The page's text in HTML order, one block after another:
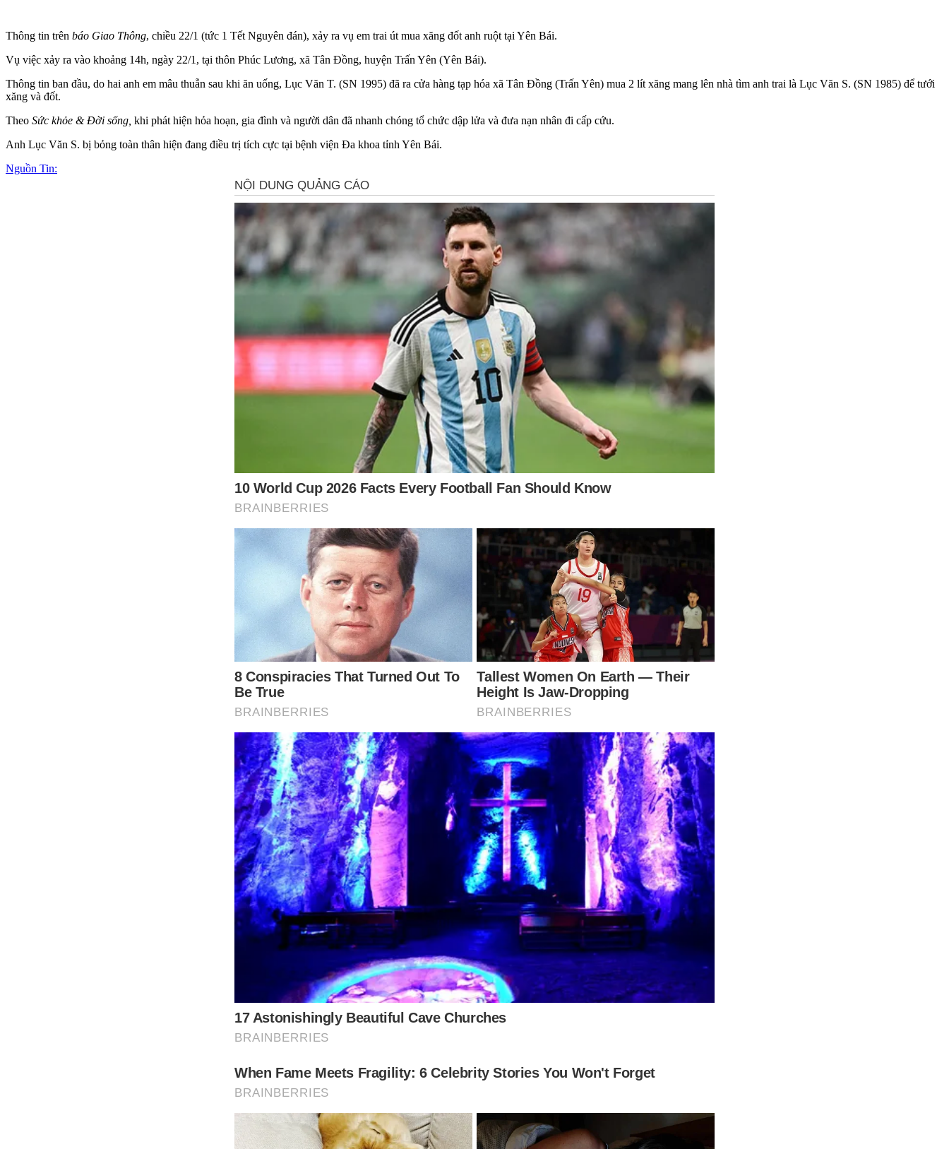
Thông tin trên báo Giao Thông, chiều 22/1 (tức 1 Tết Nguyên đán), xảy ra vụ em trai út mua xăng đốt anh ruột tại Yên Bái.
Vụ việc xảy ra vào khoảng 14h, ngày 22/1, tại thôn Phúc Lương, xã Tân Đồng, huyện Trấn Yên (Yên Bái).
Thông tin ban đầu, do hai anh em mâu thuẫn sau khi ăn uống, Lục Văn T. (SN 1995) đã ra cửa hàng tạp hóa xã Tân Đồng (Trấn Yên) mua 2 lít xăng mang lên nhà tìm anh trai là Lục Văn S. (SN 1985) để tưới
xăng và đốt.
Theo Sức khỏe & Đời sống, khi phát hiện hỏa hoạn, gia đình và người dân đã nhanh chóng tổ chức dập lửa và đưa nạn nhân đi cấp cứu.
Anh Lục Văn S. bị bỏng toàn thân hiện đang điều trị tích cực tại bệnh viện Đa khoa tỉnh Yên Bái.
Nguồn Tin: